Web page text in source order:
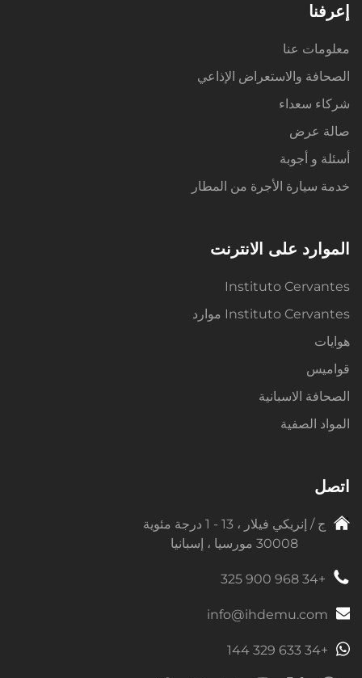
إعرفنا
معلومات عنا
الصحافة والاستعراض الإذاعي
شركاء سعداء
صالة عرض
أسئلة و أجوبة
خدمة سيارة الأجرة من المطار
الموارد على الانترنت
Instituto Cervantes
Instituto Cervantes موارد
هوايات
قواميس
الصحافة الاسبانية
المواد الصفية
اتصل
ج / إنريكي فيلار ، 13 - 1 درجة مئوية
30008 مورسيا ، إسبانيا
+34 968 900 325
info@ihdemu.com
+34 633 329 144